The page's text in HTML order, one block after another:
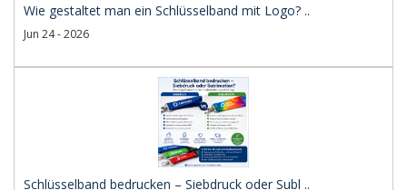
Wie gestaltet man ein Schlüsselband mit Logo? ..
Jun 24 - 2026
Schlüsselband bedrucken – Siebdruck oder Subl ..